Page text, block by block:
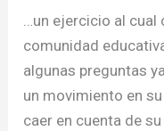
…un ejercicio al cual
comunidad
algunas preguntas
un movimiento en
caer en cuenta de